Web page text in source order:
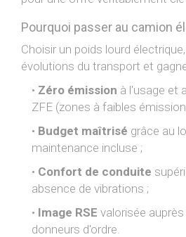
Pourquoi passer au camion
Choisir un poids lourd
évolutions du transport et
Zéro émission à l'usage et
ZFE (zones à faibles
Budget maîtrisé grâce au
maintenance incluse ;
Confort de conduite
absence de vibrations ;
Image RSE valorisée
donneurs d'ordre.